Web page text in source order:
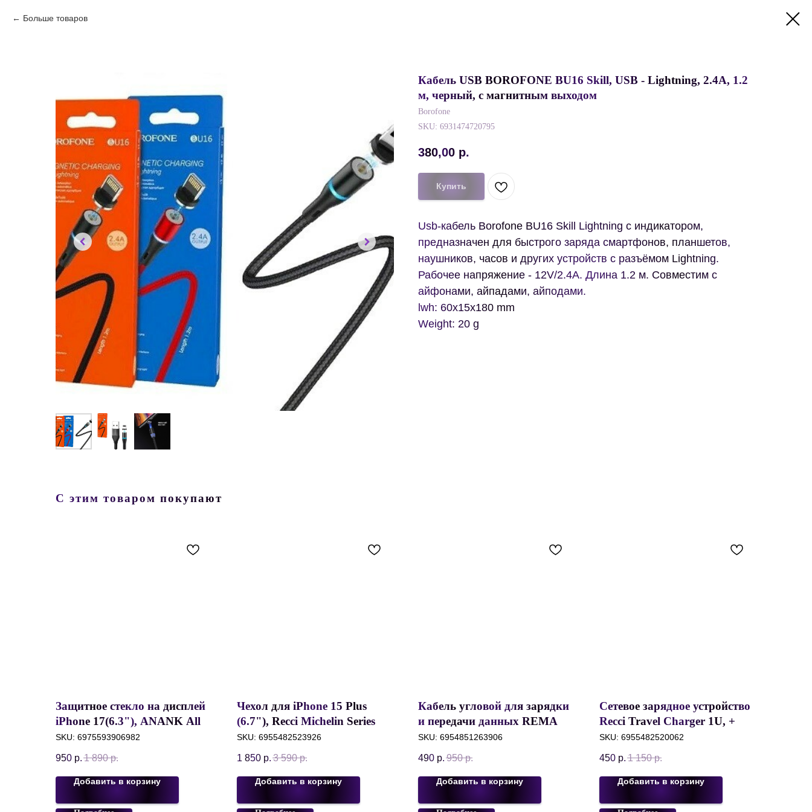
Больше товаров
Кабель USB BOROFONE BU16 Skill, USB - Lightning, 2.4А, 1.2
м, черный, с магнитным выходом
Borofone
SKU: 6931474720795
380,00 р.
Купить
Usb-кабель Borofone BU16 Skill Lightning с индикатором,
предназначен для быстрого заряда смартфонов, планшетов,
наушников, часов и других устройств с разъёмом Lightning.
Рабочее напряжение - 12V/2.4А. Длина 1.2 м. Совместим c
айфонами, айпадами, айподами.
lwh: 60x15x180 mm
Weight: 20 g
С этим товаром покупают
Защитное стекло на дисплей
iPhone 17(6.3"), ANANK All
Clear Transparent 9H/3D, Без
рамки, 0.3 mm
SKU: 6975593906982
950 р. 1 890 р.
Добавить в корзину
Чехол для iPhone 15 Plus
(6.7"), Recci Michelin Series
With Magsafe, Стеклянная
задняя поверхность,
Матовый, Полупрозрачный,
Белый
SKU: 6955482523926
1 850 р. 3 590 р.
Добавить в корзину
Кабель угловой для зарядки
и передачи данных REMAX
Emperor Series Cable RC-
054a, USB to Type-C, 2.1A, 1
метр, Белый
SKU: 6954851263906
490 р. 950 р.
Добавить в корзину
Сетевое зарядное устройство
Recci Travel Charger 1U, +
Кабель USB to micro USB,
2A, 1 метр, Белый, RC58EM
SKU: 6955482520062
450 р. 1 150 р.
Добавить в корзину